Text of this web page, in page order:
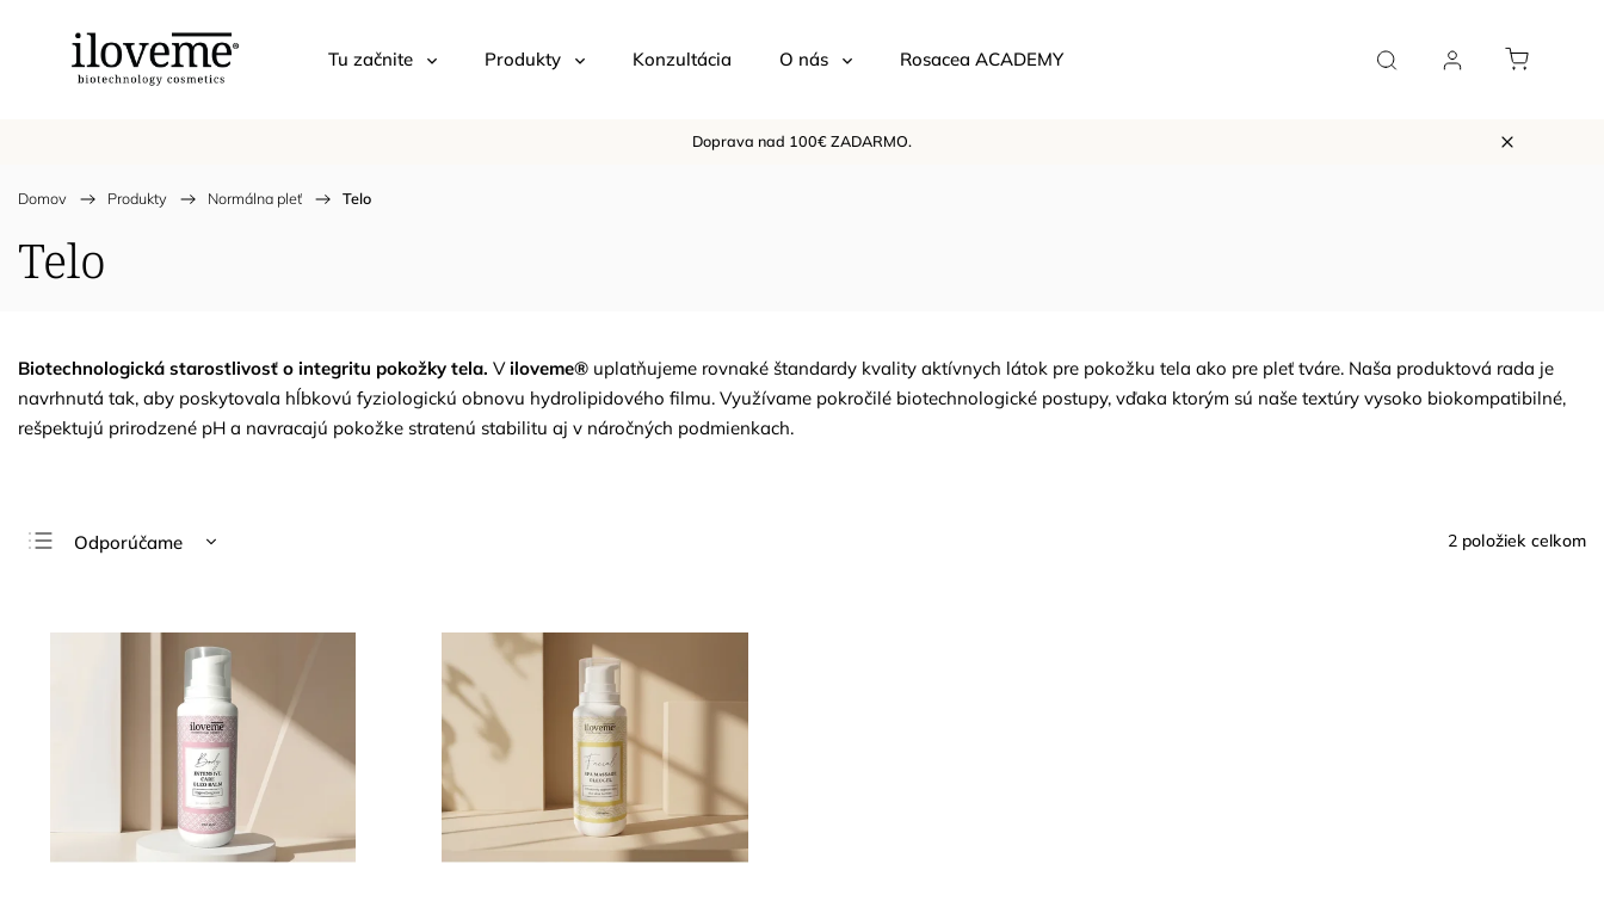
Tu začnite Produkty Konzultácia O nás Rosacea ACADEMY Blog a podcast Kontakt
Doprava nad 100€ ZADARMO.
Domov / Produkty / Normálna pleť / Telo
Telo
Biotechnologická starostlivosť o integritu pokožky tela. V iloveme® uplatňujeme rovnaké štandardy kvality aktívnych látok pre pokožku tela ako pre pleť tváre. Naša produktová rada je
navrhnutá tak, aby poskytovala hĺbkovú fyziologickú obnovu hydrolipidového filmu. Využívame pokročilé biotechnologické postupy, vďaka ktorým sú naše textúry vysoko biokompatibilné,
rešpektujú prirodzené pH a navracajú pokožke stratenú stabilitu aj v náročných podmienkach.
Odporúčame
Najpredávanejšie
2položiek celkom